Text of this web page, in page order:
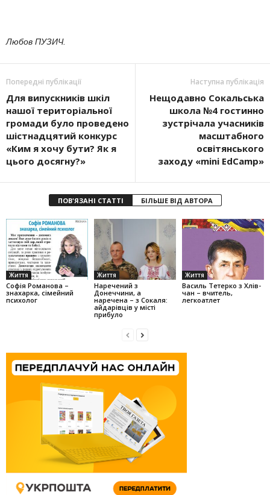
Любов ПУЗИЧ.
Попередні публікації
Для випуск­ників шкіл
нашої територіальної
громади було проведено
шістнадцятий конкурс
«Ким я хочу бути? Як я
цього досягну?»
Наступна публікація
Нещодавно Сокальська
школа №4 гостинно
зустрі­чала учасників
масштаб­ного
освітянського
заходу «mini EdCamp»
ПОВ'ЯЗАНІ СТАТТІ БІЛЬШЕ ВІД АВТОРА
Життя
Софія Романова –
знахарка, сімейний
психолог
Життя
Наречений з
Донеччини, а
наречена – з Сокаля:
айдарівців у місті
прибуло
Життя
Василь Тетерко з Хлів­
чан – вчитель,
легкоатлет